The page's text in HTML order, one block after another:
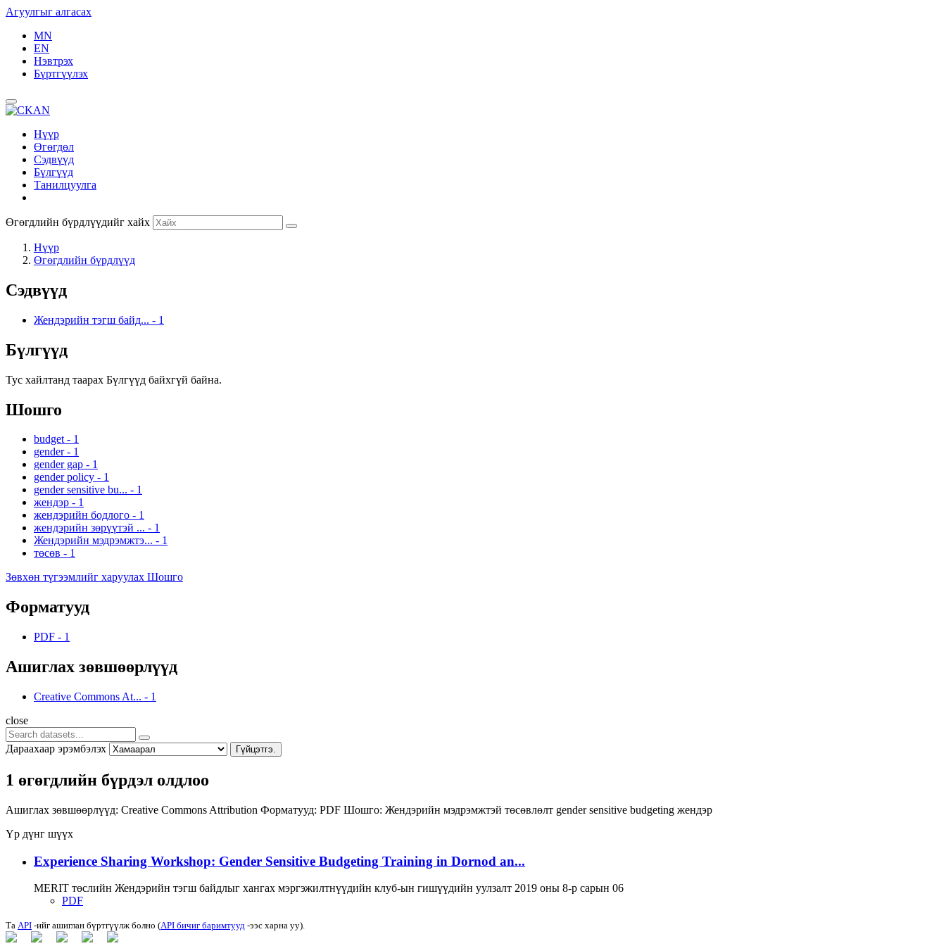
Агуулгыг алгасах
MN
EN
Нэвтрэх
Бүртгүүлэх
Нүүр
Өгөгдөл
Сэдвүүд
Бүлгүүд
Танилцуулга
Өгөгдлийн бүрдлүүдийг хайх
Нүүр
Өгөгдлийн бүрдлүүд
Сэдвүүд
Жендэрийн тэгш байд... - 1
Бүлгүүд
Тус хайлтанд таарах Бүлгүүд байхгүй байна.
Шошго
budget - 1
gender - 1
gender gap - 1
gender policy - 1
gender sensitive bu... - 1
жендэр - 1
жендэрийн бодлого - 1
жендэрийн зөрүүтэй ... - 1
Жендэрийн мэдрэмжтэ... - 1
төсөв - 1
Зөвхөн түгээмлийг харуулах Шошго
Форматууд
PDF - 1
Ашиглах зөвшөөрлүүд
Creative Commons At... - 1
close
Дараахаар эрэмбэлэх Гүйцэтгэ.
1 өгөгдлийн бүрдэл олдлоо
Ашиглах зөвшөөрлүүд: Creative Commons Attribution Форматууд: PDF Шошго: Жендэрийн мэдрэмжтэй төсөвлөлт gender sensitive budgeting жендэр
Үр дүнг шүүх
Experience Sharing Workshop: Gender Sensitive Budgeting Training in Dornod an...
MERIT төслийн Жендэрийн тэгш байдлыг хангах мэргэжилтнүүдийн клуб-ын гишүүдийн уулзалт 2019 оны 8-р сарын 06
PDF
Та API -ийг ашиглан бүртгүүлж болно (API бичиг баримтууд -ээс харна уу).